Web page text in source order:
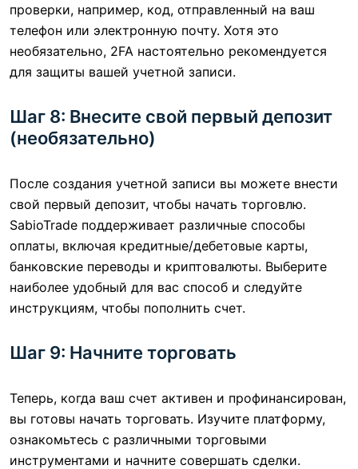
проверки, например, код, отправленный на ваш
телефон или электронную почту. Хотя это
необязательно, 2FA настоятельно рекомендуется
для защиты вашей учетной записи.
Шаг 8: Внесите свой первый депозит
(необязательно)
После создания учетной записи вы можете внести
свой первый депозит, чтобы начать торговлю.
SabioTrade поддерживает различные способы
оплаты, включая кредитные/дебетовые карты,
банковские переводы и криптовалюты. Выберите
наиболее удобный для вас способ и следуйте
инструкциям, чтобы пополнить счет.
Шаг 9: Начните торговать
Теперь, когда ваш счет активен и профинансирован,
вы готовы начать торговать. Изучите платформу,
ознакомьтесь с различными торговыми
инструментами и начните совершать сделки.